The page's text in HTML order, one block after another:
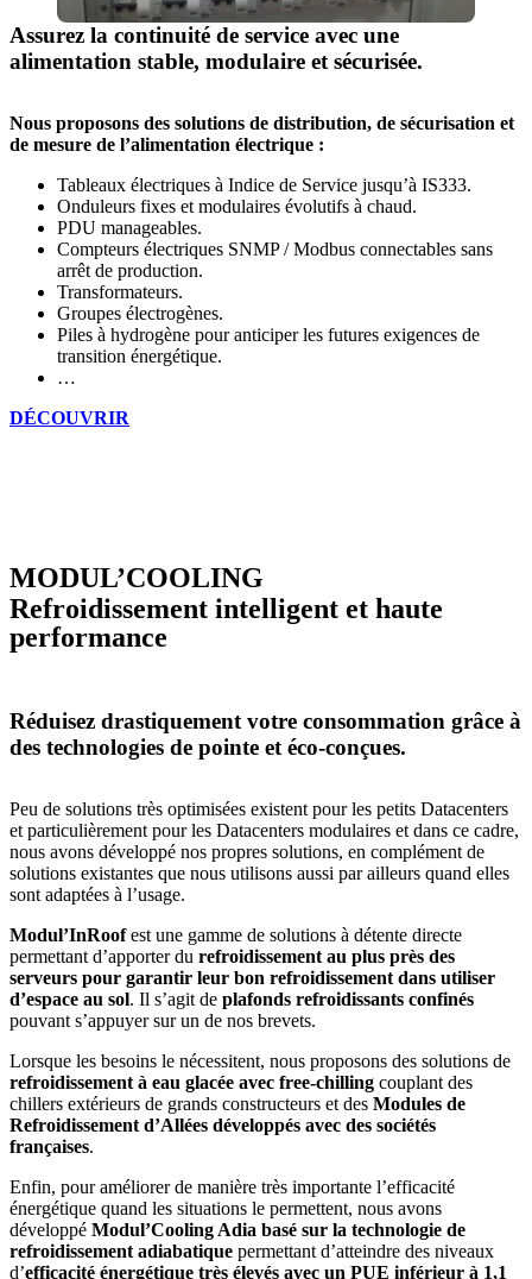
Assurez la continuité de service avec une
alimentation stable, modulaire et sécurisée.
Nous proposons des solutions de distribution, de sécurisation et
de mesure de l’alimentation électrique :
Tableaux électriques à Indice de Service jusqu’à IS333.
Onduleurs fixes et modulaires évolutifs à chaud.
PDU manageables.
Compteurs électriques SNMP / Modbus connectables sans
arrêt de production.
Transformateurs.
Groupes électrogènes.
Piles à hydrogène pour anticiper les futures exigences de
transition énergétique.
…
DÉCOUVRIR
MODUL’COOLING
Refroidissement intelligent et haute
performance
Réduisez drastiquement votre consommation grâce à
des technologies de pointe et éco-conçues.
Peu de solutions très optimisées existent pour les petits Datacenters
et particulièrement pour les Datacenters modulaires et dans ce cadre,
nous avons développé nos propres solutions, en complément de
solutions existantes que nous utilisons aussi par ailleurs quand elles
sont adaptées à l’usage.
Modul’InRoofest une gamme de solutions à détente directe
permettant d’apporter du refroidissement au plus près des
serveurs pour garantir leur bon refroidissement dans utiliser
d’espace au sol. Il s’agit de plafonds refroidissants confinés
pouvant s’appuyer sur un de nos brevets.
Lorsque les besoins le nécessitent, nous proposons des solutions de
refroidissement à eau glacée avec free-chilling couplant des
chillers extérieurs de grands constructeurs et des Modules de
Refroidissement d’Allées développés avec des sociétés
françaises.
Enfin, pour améliorer de manière très importante l’efficacité
énergétique quand les situations le permettent, nous avons
développé Modul’Cooling Adia basé sur la technologie de
refroidissement adiabatique permettant d’atteindre des niveaux
d’efficacité énergétique très élevés avec un PUE inférieur à 1,1